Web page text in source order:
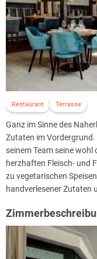
Restaurant Terrasse
Ganz im Sinne des
Zutaten im
seinem Team seine
herzhaften Fleisch- und
zu vegetarischen
handverlesener Zutaten